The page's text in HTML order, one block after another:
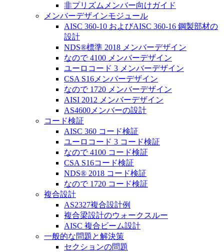
非プリズムメンバー向けガイド
メンバーデザインモジュール
AISC 360-10 およびAISC 360-16 鋼製部材の
設計
NDS®標準 2018 メンバーデザイン
なので 4100 メンバーデザイン
ユーロコード 3 メンバーデザイン
CSA S16メンバーデザイン
なので 1720 メンバーデザイン
AISI 2012 メンバーデザイン
AS4600メンバーの設計
コード検証
AISC 360 コード検証
ユーロコード 3 コード検証
なので 4100 コード検証
CSA S16コード検証
NDS® 2018 コード検証
なので 1720 コード検証
複合設計
AS2327複合設計例
複合梁設計のウォークスルー
AISC 複合ビーム設計
一般的な問題と解決策
セクションの問題